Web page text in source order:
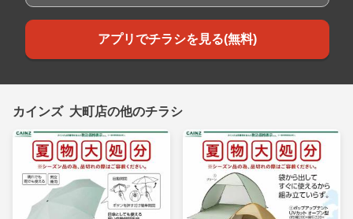
アプリでチラシを見る(無料)
カインズ 大町店の他のチラシ